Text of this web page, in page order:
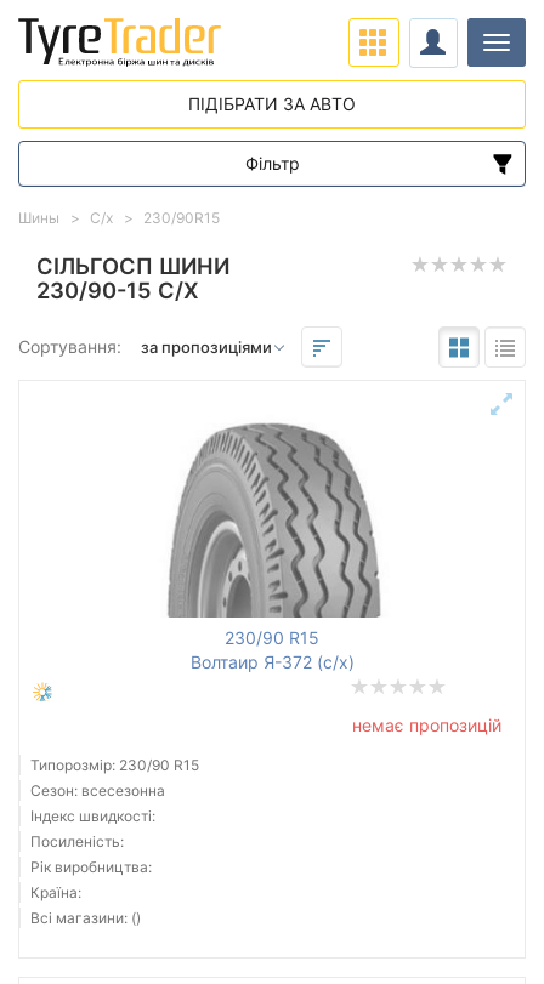
СІЛЬГОСП ШИНИ
230/90-15 С/Х
Сортування:
230/90 R15
Волтаир Я-372 (с/х)
немає пропозицій
Типорозмір: 230/90 R15
Сезон: всесезонна
Індекс швидкості:
Посиленість:
Рік виробництва:
Країна:
Всі магазини: ()
Шины С/х 230/90R15
ПІДІБРАТИ ЗА АВТО
Фільтр
Діапазон цін
від
Тип транспортного засобу
Скинути